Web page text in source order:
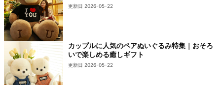
更新日 2026-05-22
カップルに人気のペアぬいぐるみ特集｜おそろ
いで楽しめる癒しギフト
更新日 2026-05-22